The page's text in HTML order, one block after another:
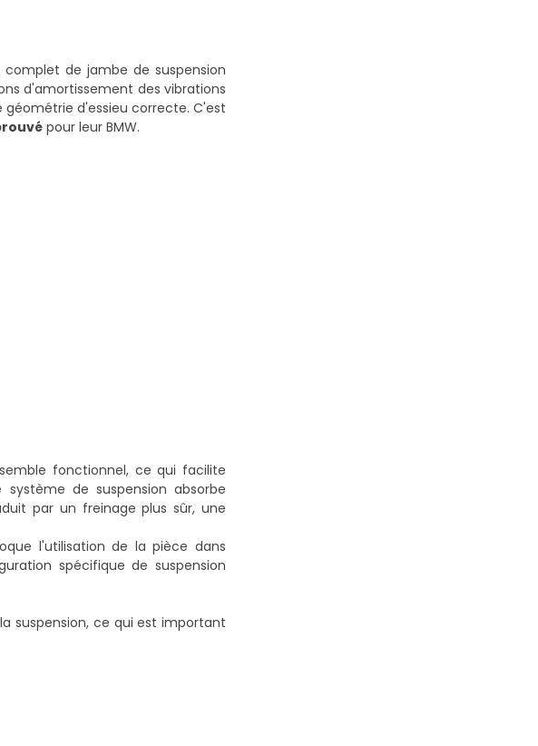
de jambe de suspension
d'amortissement des vibrations
d'essieu correcte. C'est
pour leur BMW.
fonctionnel, ce qui facilite
de suspension absorbe
par un freinage plus sûr, une
l'utilisation de la pièce dans
spécifique de suspension
suspension, ce qui est important